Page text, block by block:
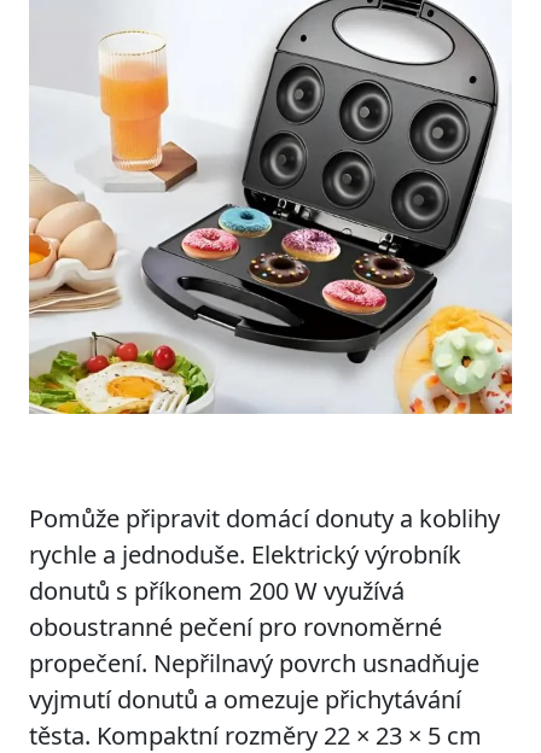
Pomůže připravit domácí donuty a koblihy
rychle a jednoduše. Elektrický výrobník
donutů s příkonem 200 W využívá
oboustranné pečení pro rovnoměrné
propečení. Nepřilnavý povrch usnadňuje
vyjmutí donutů a omezuje přichytávání
těsta. Kompaktní rozměry 22 × 23 × 5 cm